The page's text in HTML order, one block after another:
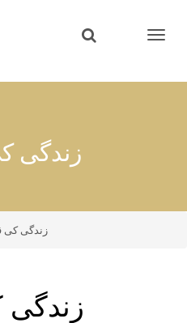
content
زندگی
زندگی کی